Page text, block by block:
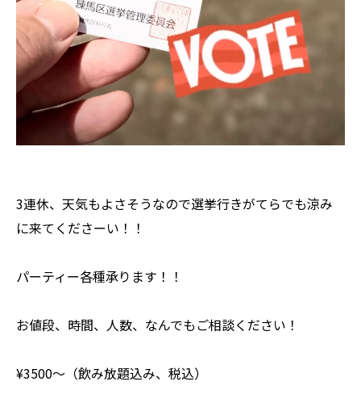
3連休、天気もよさそうなので選挙行きがてらでも涼み
に来てくださーい！！
パーティー各種承ります！！
お値段、時間、人数、なんでもご相談ください！
¥3500〜（飲み放題込み、税込）